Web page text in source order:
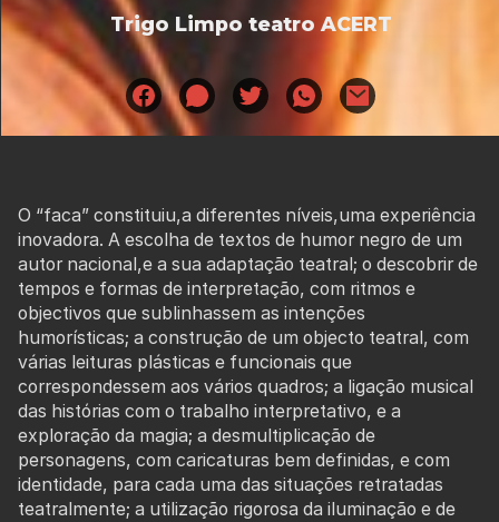
Trigo Limpo teatro ACERT
O “faca” constituiu,a diferentes níveis,uma experiência
inovadora. A escolha de textos de humor negro de um
autor nacional,e a sua adaptação teatral; o descobrir de
tempos e formas de interpretação, com ritmos e
objectivos que sublinhassem as intenções
humorísticas; a construção de um objecto teatral, com
várias leituras plásticas e funcionais que
correspondessem aos vários quadros; a ligação musical
das histórias com o trabalho interpretativo, e a
exploração da magia; a desmultiplicação de
personagens, com caricaturas bem definidas, e com
identidade, para cada uma das situações retratadas
teatralmente; a utilização rigorosa da iluminação e de